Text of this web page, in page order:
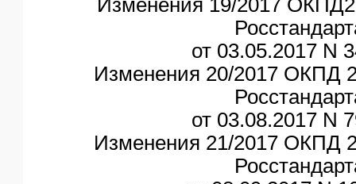
от 03.05.2017 N
Изменения 20/2017 ОКПД
от 03.08.2017 N
Изменения 21/2017 ОКПД